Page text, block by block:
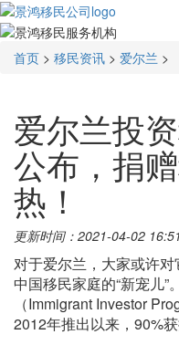
首页 > 移民资讯 > 爱尔兰 >
爱尔兰投
公布，捐
热！
更新时间：2021-04-02
对于爱尔兰，大家或许
中国移民家庭的“新宠儿”
（Immigrant Investor
2012年推出以来，90%